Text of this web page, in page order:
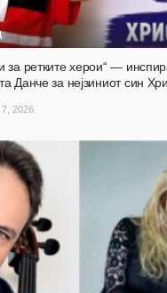
за ретките херои“ —
Данче за нејзиниот син
7, 2026